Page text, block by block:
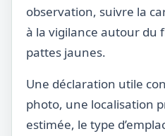
observation, suivre la
à la vigilance autour du
pattes jaunes.
Une déclaration utile
photo, une localisation
estimée, le type